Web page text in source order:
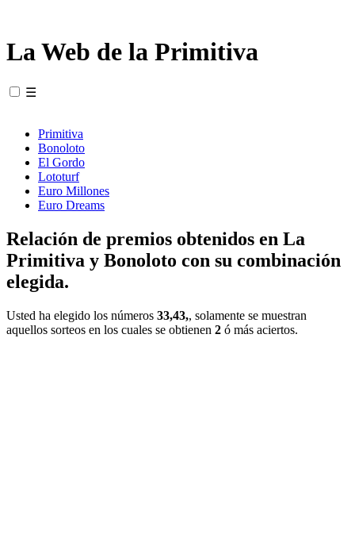
La Web de la Primitiva
☰
Primitiva
Bonoloto
El Gordo
Lototurf
Euro Millones
Euro Dreams
Relación de premios obtenidos en La
Primitiva y Bonoloto con su combinación
elegida.
Usted ha elegido los números 33,43,, solamente se muestran
aquellos sorteos en los cuales se obtienen 2 ó más aciertos.